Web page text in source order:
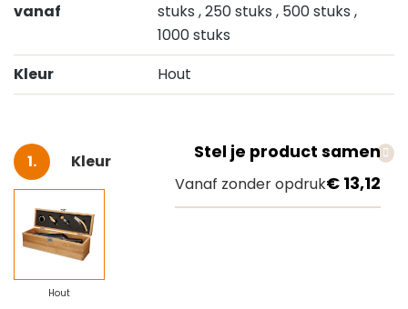
vanaf
stuks , 250 stuks , 500 stuks ,
1000 stuks
Kleur
Hout
Stel je product samen
Vanaf zonder opdruk€ 13,12
Selecteer
Kleur
Hout